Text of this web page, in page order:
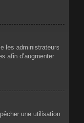
les administrateurs
afin d’augmenter
une utilisation